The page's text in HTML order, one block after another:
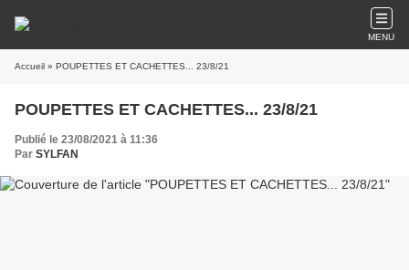
MENU
Accueil » POUPETTES ET CACHETTES... 23/8/21
POUPETTES ET CACHETTES... 23/8/21
Publié le 23/08/2021 à 11:36
Par SYLFAN